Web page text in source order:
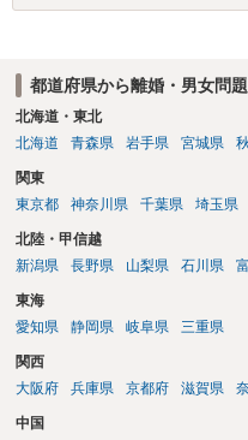
なので、例えば、医学上確立さ
護士へ依頼しても苦労すること
本人申立てをお考えであれば、
れますので、性急な申立てをせ
都道府県から離婚・男女問
北海道・東北
北海道
青森県 岩手県 宮城県
関東
東京都
神奈川県 千葉県 埼玉県
北陸・甲信越
新潟県
長野県 山梨県 石川県
東海
愛知県
静岡県 岐阜県 三重県
関西
大阪府
兵庫県 京都府 滋賀県
中国